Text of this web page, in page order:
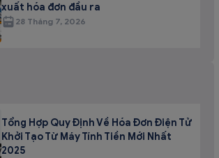
xuất hóa đơn đầu ra
28 Tháng 7, 2026
Tổng Hợp Quy Định Về Hóa Đơn Điện Tử
Khởi Tạo Từ Máy Tính Tiền Mới Nhất
2025